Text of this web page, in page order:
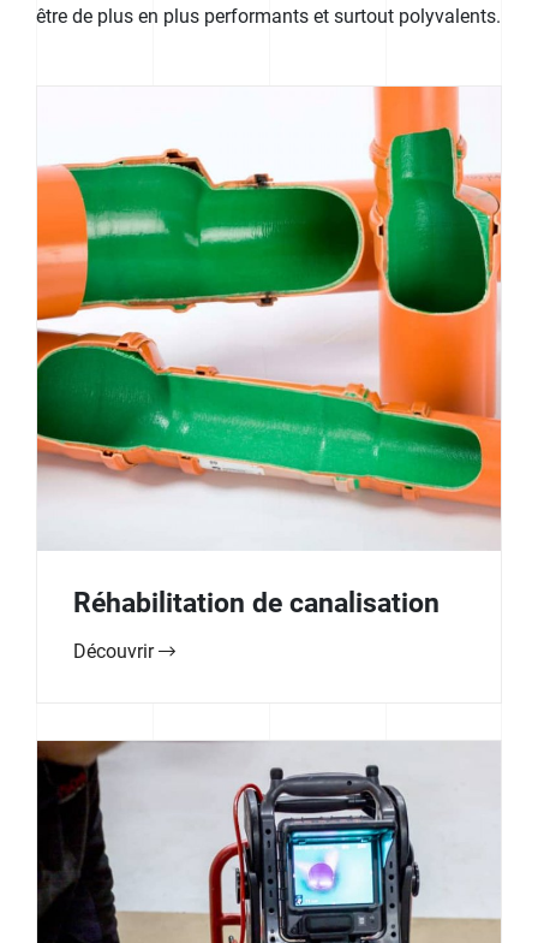
être de plus en plus performants et surtout polyvalents.
Réhabilitation de canalisation
Découvrir